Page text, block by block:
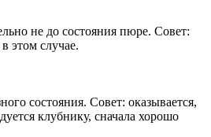
не до состояния пюре. Совет:
этом случае.
состояния. Совет: оказывается,
клубнику, сначала хорошо